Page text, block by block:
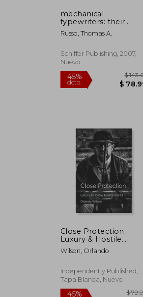
mechanical
typewriters: their
history, value, and
legacy (en Inglés)
Russo, Thomas A.
Schiffer Publishing, 2007,
Nuevo
45%
dcto.
Close Protection:
Luxury & Hostile
Environments (en
Inglés)
Wilson, Orlando
Independently Published,
Tapa Blanda, Nuevo